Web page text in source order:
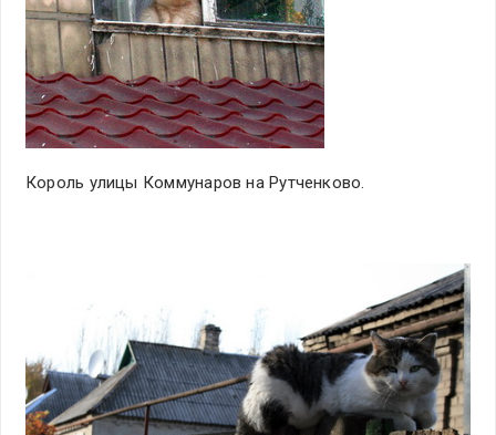
Король улицы Коммунаров на Рутченково.